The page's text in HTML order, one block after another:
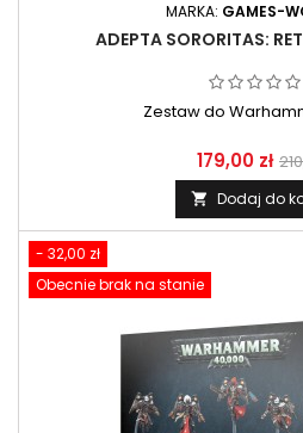
MARKA: GAMES-
ADEPTA SORORITAS:
Zestaw do
179,00 zł
 Dodaj do
- 32,00 zł
Obecnie brak na stanie